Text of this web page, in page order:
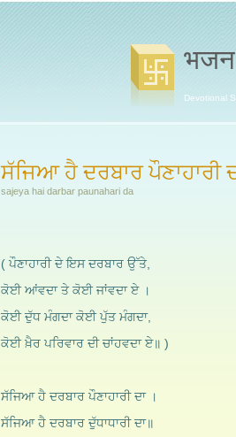
भजन
Devotional
ਸੱਜਿਆ ਹੈ ਦਰਬਾਰ ਪੌਣਾਹਾਰੀ
sajeya hai darbar paunahari da
( ਪੌਣਾਹਾਰੀ ਦੇ ਇਸ ਦਰਬਾਰ ਉੱਤੇ,
ਕੋਈ ਆਂਵਦਾ ਤੇ ਕੋਈ ਜਾਂਵਦਾ ਏ ।
ਕੋਈ ਦੁੱਧ ਮੰਗਦਾ ਕੋਈ ਪੁੱਤ ਮੰਗਦਾ,
ਕੋਈ ਖ਼ੈਰ ਪਰਿਵਾਰ ਦੀ ਚਾਂਹਵਦਾ ਏ॥ )
ਸੱਜਿਆ ਹੈ ਦਰਬਾਰ ਪੌਣਾਹਾਰੀ ਦਾ ।
ਸੱਜਿਆ ਹੈ ਦਰਬਾਰ ਦੁੱਧਾਧਾਰੀ ਦਾ॥